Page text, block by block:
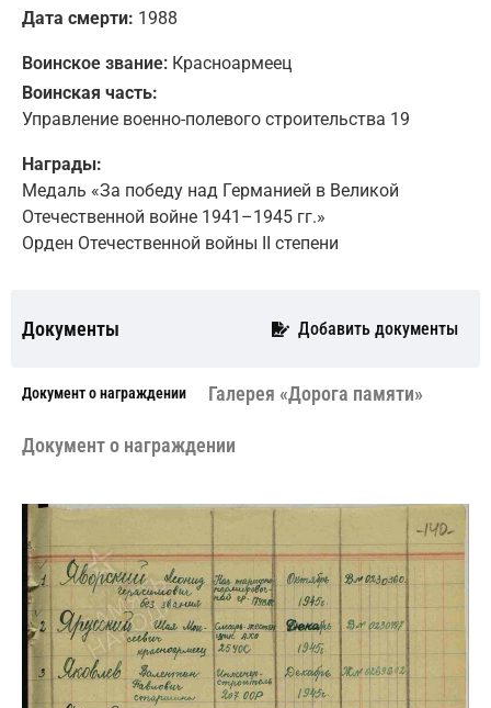
Дата смерти: 1988
Воинское звание: Красноармеец
Воинская часть:
Управление военно-полевого строительства 19
Награды:
Медаль «За победу над Германией в Великой
Отечественной войне 1941–1945 гг.»
Орден Отечественной войны II степени
Документы Добавить документы
Документ о награждении Галерея «Дорога памяти»
Документ о награждении